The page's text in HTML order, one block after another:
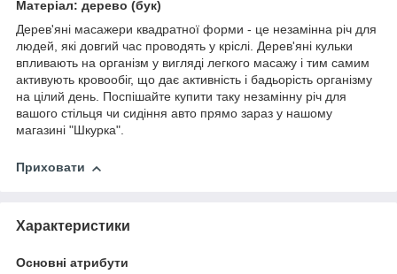
Матеріал: дерево (бук)
Дерев'яні масажери квадратної форми - це незамінна річ для
людей, які довгий час проводять у кріслі. Дерев'яні кульки
впливають на організм у вигляді легкого масажу і тим самим
активують кровообіг, що дає активність і бадьорість організму
на цілий день. Поспішайте купити таку незамінну річ для
вашого стільця чи сидіння авто прямо зараз у нашому
магазині "Шкурка".
Приховати
Характеристики
Основні атрибути